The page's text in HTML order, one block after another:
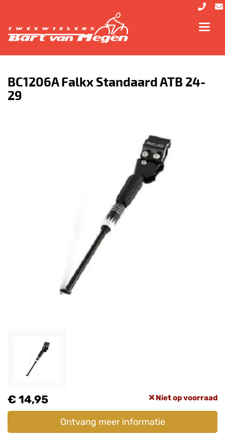
BC1206A Falkx Standaard ATB 24-
29
€ 14,95 Niet op voorraad
Ontvang meer informatie